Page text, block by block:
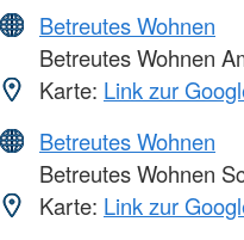
Betreutes Wohnen
Betreutes Wohnen
Karte: Link zur
Betreutes Wohnen
Betreutes Wohnen
Karte: Link zur